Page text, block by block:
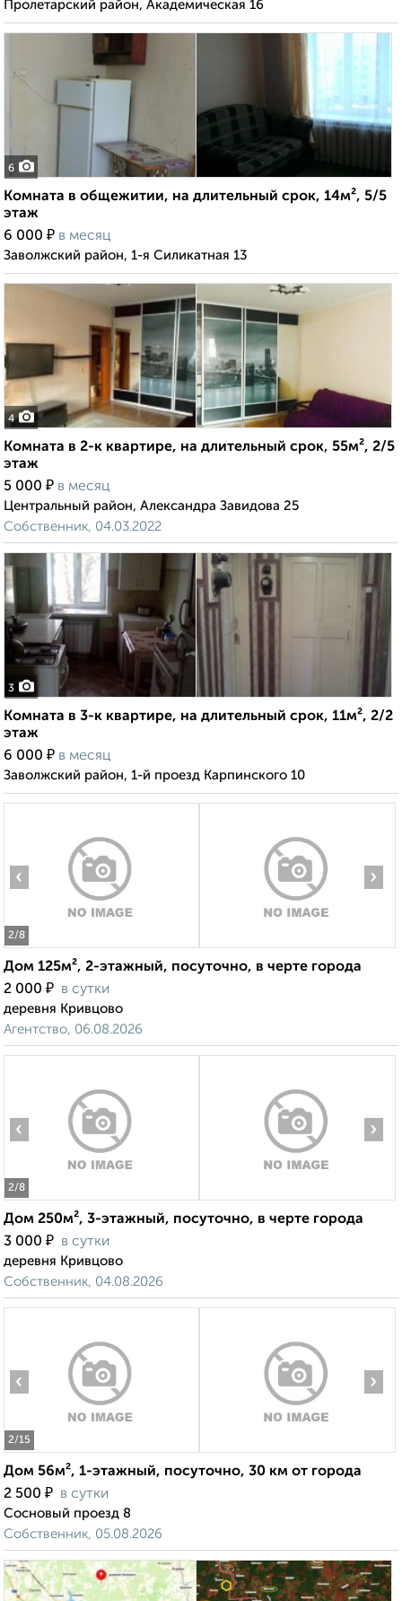
Пролетарский район, Академическая 16
6
Комната в общежитии, на длительный срок, 14м², 5/5
этаж
6 000 ₽ в месяц
Заволжский район, 1-я Силикатная 13
4
Комната в 2-к квартире, на длительный срок, 55м², 2/5
этаж
5 000 ₽ в месяц
Центральный район, Александра Завидова 25
Собственник, 04.03.2022
3
Комната в 3-к квартире, на длительный срок, 11м², 2/2
этаж
6 000 ₽ в месяц
Заволжский район, 1-й проезд Карпинского 10
2/8
‹ ›
Дом 125м², 2-этажный, посуточно, в черте города
2 000 ₽ в сутки
деревня Кривцово
Агентство, 06.08.2026
2/8
‹ ›
Дом 250м², 3-этажный, посуточно, в черте города
3 000 ₽ в сутки
деревня Кривцово
Собственник, 04.08.2026
2/15
‹ ›
Дом 56м², 1-этажный, посуточно, 30 км от города
2 500 ₽ в сутки
Сосновый проезд 8
Собственник, 05.08.2026